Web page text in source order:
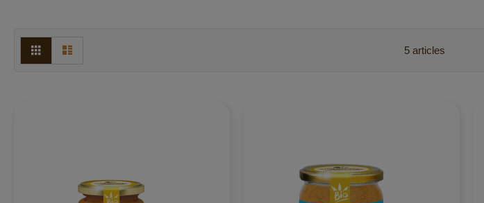
Afficher
en
Grille 5articles